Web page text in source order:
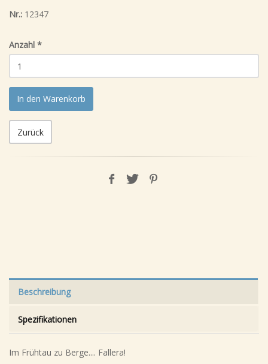
Nr.: 12347
Anzahl *
In den Warenkorb
Zurück
Beschreibung
Spezifikationen
Im Frühtau zu Berge.... Fallera!